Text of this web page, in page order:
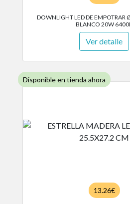
DOWNLIGHT LED DE
BLANCO 20W
Ver detalle
Disponible en tienda ahora
13.26€